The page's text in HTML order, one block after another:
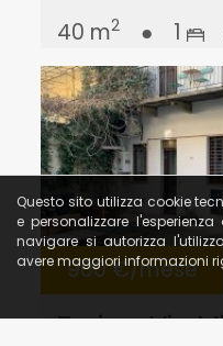
Questo sito utilizza cookie
e personalizzare
navigare si autorizza
avere maggiori informazioni
40 m2 ● 1
900 €/mese
Torino, Via